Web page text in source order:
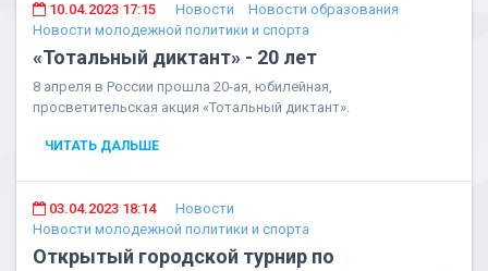
10.04.2023 17:15 Новости
Новости образования
Новости молодежной политики и спорта
«Тотальный диктант» - 20 лет
8 апреля в России прошла 20-ая, юбилейная,
просветительская акция «Тотальный диктант».
ЧИТАТЬ ДАЛЬШЕ
03.04.2023 18:14
Новости
Новости молодежной политики и спорта
Открытый городской турнир по